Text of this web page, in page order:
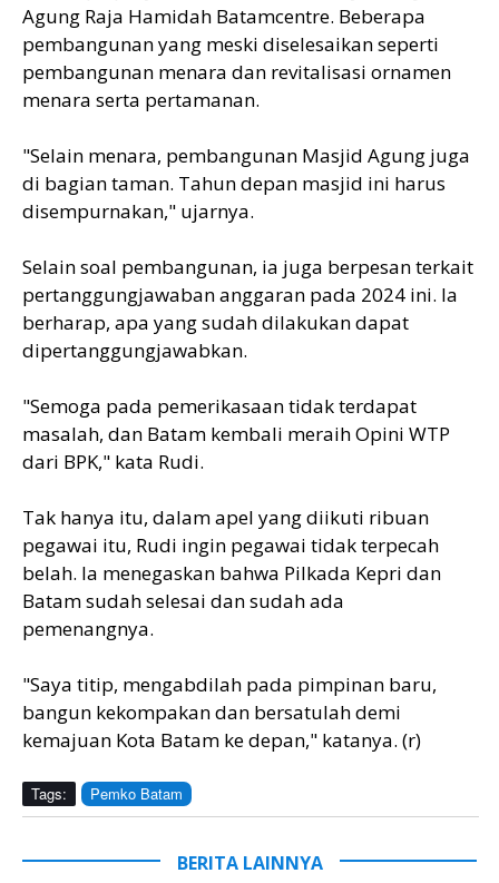
Agung Raja Hamidah Batamcentre. Beberapa
pembangunan yang meski diselesaikan seperti
pembangunan menara dan revitalisasi ornamen
menara serta pertamanan.
"Selain menara, pembangunan Masjid Agung juga
di bagian taman. Tahun depan masjid ini harus
disempurnakan," ujarnya.
Selain soal pembangunan, ia juga berpesan terkait
pertanggungjawaban anggaran pada 2024 ini. Ia
berharap, apa yang sudah dilakukan dapat
dipertanggungjawabkan.
"Semoga pada pemerikasaan tidak terdapat
masalah, dan Batam kembali meraih Opini WTP
dari BPK," kata Rudi.
Tak hanya itu, dalam apel yang diikuti ribuan
pegawai itu, Rudi ingin pegawai tidak terpecah
belah. Ia menegaskan bahwa Pilkada Kepri dan
Batam sudah selesai dan sudah ada
pemenangnya.
"Saya titip, mengabdilah pada pimpinan baru,
bangun kekompakan dan bersatulah demi
kemajuan Kota Batam ke depan," katanya. (r)
Tags: Pemko Batam
BERITA LAINNYA